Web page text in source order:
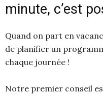
minute, c’est
Quand on part en
de planifier un
chaque journée !
Notre premier conseil